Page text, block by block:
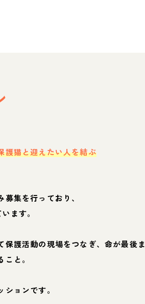
護猫と迎えたい人を結ぶ
集を行っており、
ます。
保護活動の現場をつなぎ、命が最後ま
と。
ョンです。